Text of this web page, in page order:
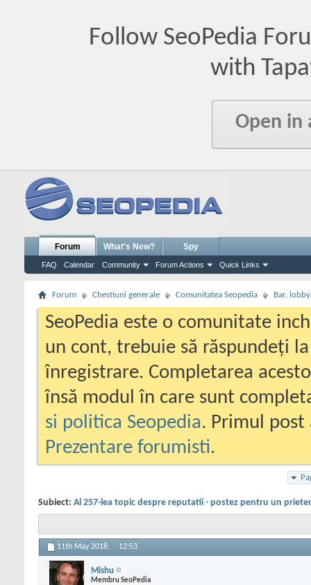
Follow SeoPedia
with
Open in
Forum
FAQ Calendar Community Forum Actions Quick Links
What's New? Spy
Forum Chestiuni generale Comunitatea Seopedia Bar,
SeoPedia este o comunitate
un cont, trebuie să răspundeți
înregistrare. Completarea
însă modul în care sunt
si politica Seopedia. Primul
Prezentare forumisti.
Subiect: Al 257-lea topic despre reputatii - postez pentru un
11th May 2018, 12:53
Mishu
Membru SeoPedia